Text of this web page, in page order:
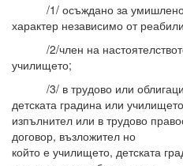
/1/ осъждано за умишлено
характер независимо от
/2/член на настоятелството
училището;
/3/ в трудово или
детската градина или
изпълнител или в трудово
договор, възложител но
който е училището, детската